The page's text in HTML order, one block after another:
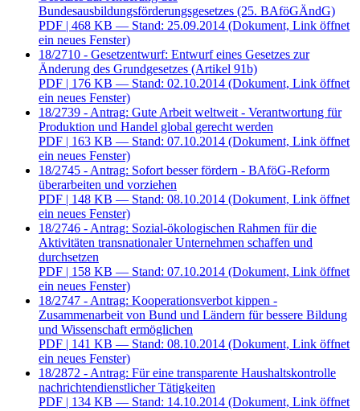
Bundesausbildungsförderungsgesetzes (25. BAföGÄndG)
PDF | 468 KB — Stand: 25.09.2014 (Dokument, Link öffnet
ein neues Fenster)
18/2710 - Gesetzentwurf: Entwurf eines Gesetzes zur
Änderung des Grundgesetzes (Artikel 91b)
PDF | 176 KB — Stand: 02.10.2014 (Dokument, Link öffnet
ein neues Fenster)
18/2739 - Antrag: Gute Arbeit weltweit - Verantwortung für
Produktion und Handel global gerecht werden
PDF | 163 KB — Stand: 07.10.2014 (Dokument, Link öffnet
ein neues Fenster)
18/2745 - Antrag: Sofort besser fördern - BAföG-Reform
überarbeiten und vorziehen
PDF | 148 KB — Stand: 08.10.2014 (Dokument, Link öffnet
ein neues Fenster)
18/2746 - Antrag: Sozial-ökologischen Rahmen für die
Aktivitäten transnationaler Unternehmen schaffen und
durchsetzen
PDF | 158 KB — Stand: 07.10.2014 (Dokument, Link öffnet
ein neues Fenster)
18/2747 - Antrag: Kooperationsverbot kippen -
Zusammenarbeit von Bund und Ländern für bessere Bildung
und Wissenschaft ermöglichen
PDF | 141 KB — Stand: 08.10.2014 (Dokument, Link öffnet
ein neues Fenster)
18/2872 - Antrag: Für eine transparente Haushaltskontrolle
nachrichtendienstlicher Tätigkeiten
PDF | 134 KB — Stand: 14.10.2014 (Dokument, Link öffnet